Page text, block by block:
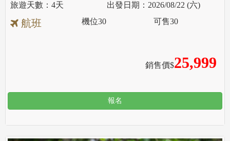
4天 2026/08/22 (六)
航班
銷售價$25,999
機位30 可售30
報名